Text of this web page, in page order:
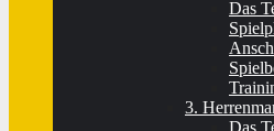
Das
3.
Das